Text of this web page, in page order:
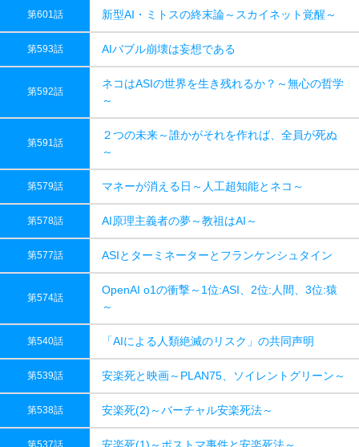
第601話 新型AI・ミトスの終末論～スカイネット覚醒～
第593話 AIバブル崩壊は妄想である
第592話
ネコはASIの世界を生き残れるか？～無心の哲学
～
第591話
２つの未来～誰かがそれを作れば、全員が死ぬ
～
第579話 マネーが消える日～人工超知能とネコ～
第578話 AI原理主義者の夢～教祖はAI～
第577話 ASIとターミネーターとフランケンシュタイン
第574話
OpenAI o1の衝撃～1位:ASI、2位:人間、3位:猿
～
第540話 「AIによる人類絶滅のリスク」の共同声明
第539話 安楽死と映画～PLAN75、ソイレントグリーン～
第538話 安楽死(2)～バーチャル安楽死法～
第537話